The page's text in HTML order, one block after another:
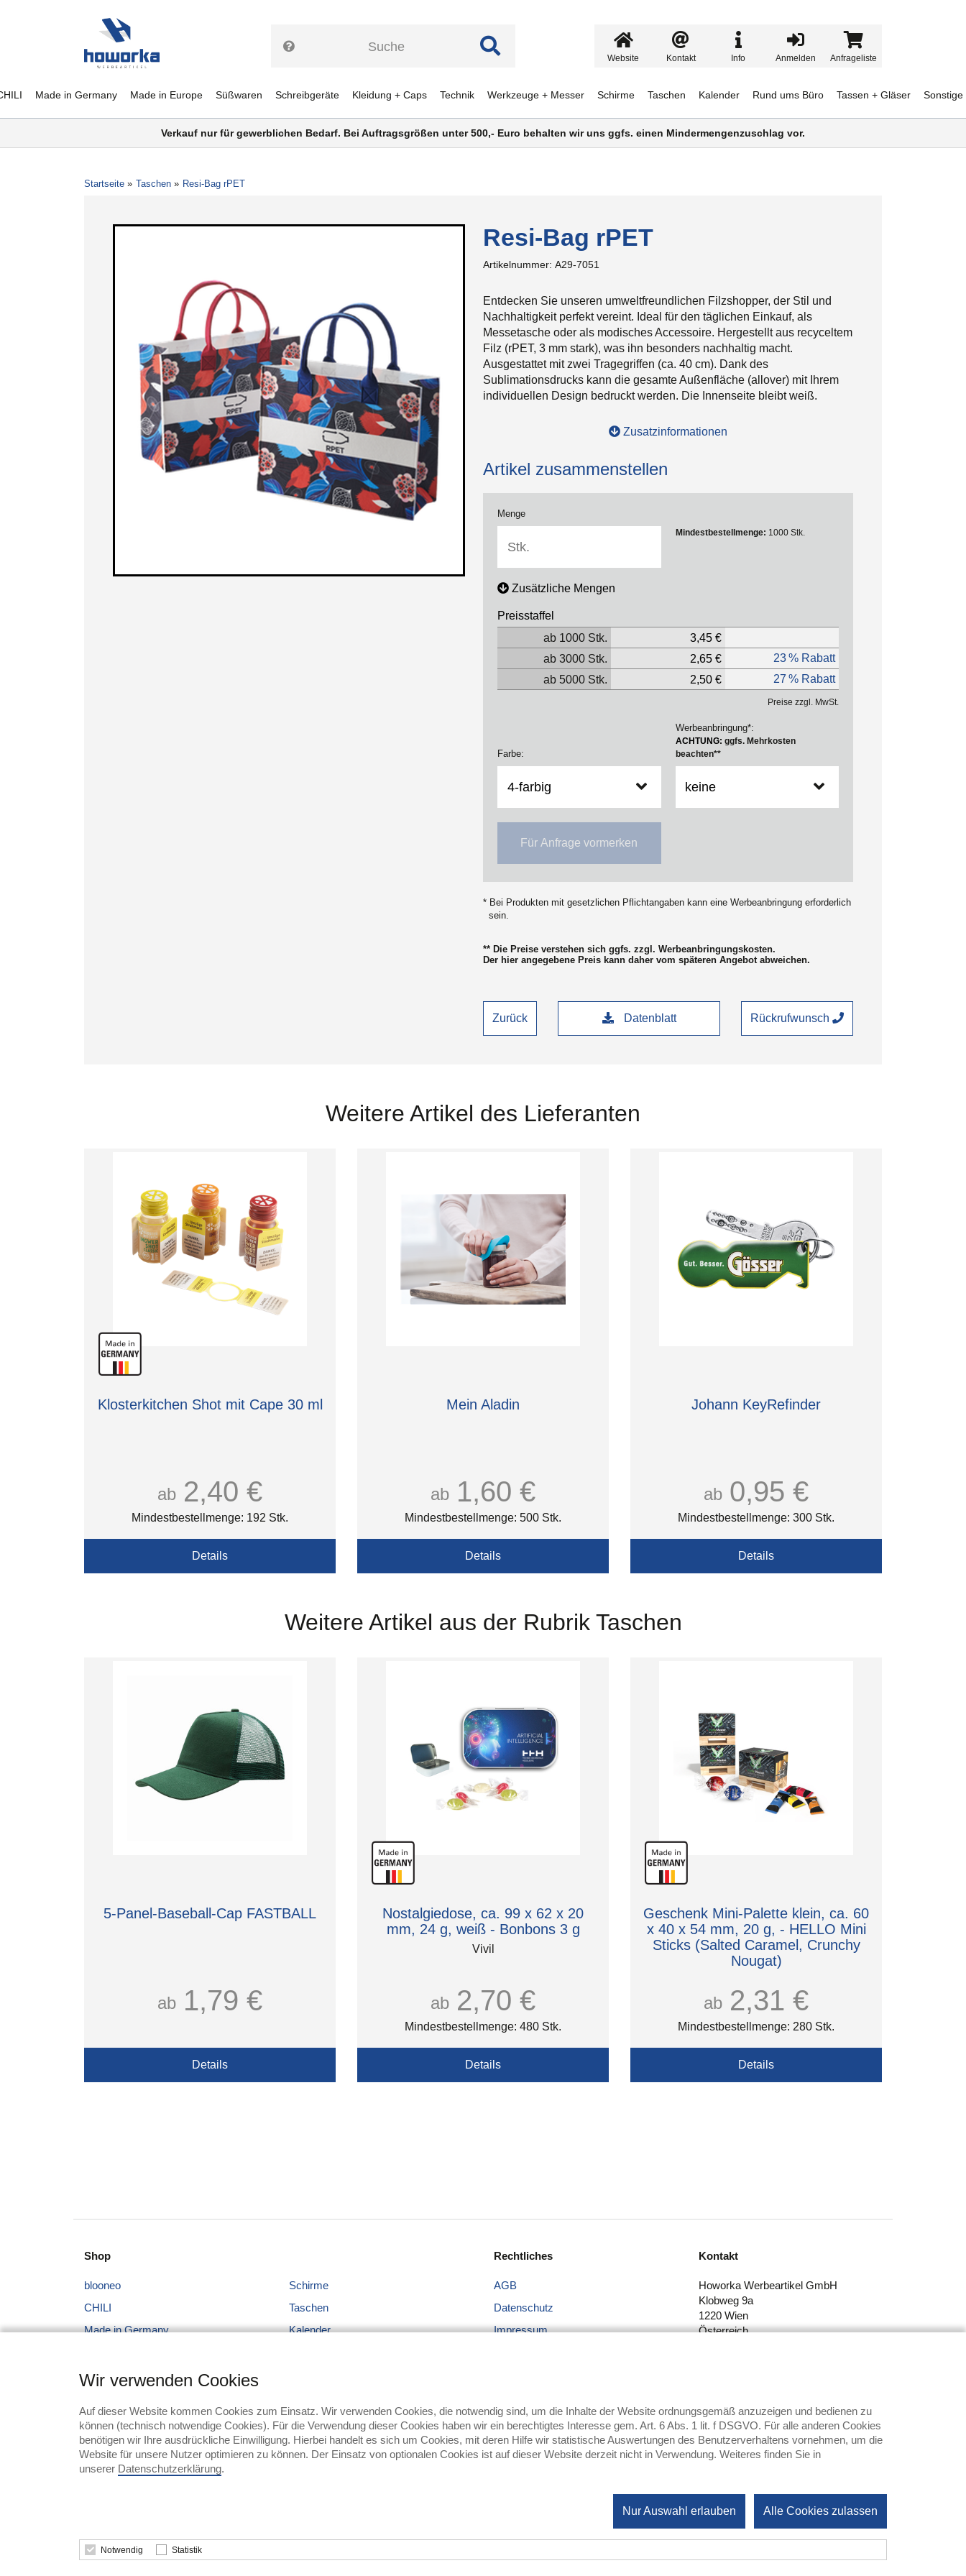
Made in Germany Made in Europe Süßwaren Schreibgeräte Kleidung + Caps Technik Werkzeuge + Messer Schirme Taschen Kalender Rund ums Büro Tassen + Gläser Sonstige
Website Kontakt Info Anmelden Anfrageliste
Verkauf nur für gewerblichen Bedarf. Bei Auftragsgrößen unter 500,- Euro behalten wir uns ggfs. einen Mindermengenzuschlag vor.
Startseite Taschen Resi-Bag rPET
Resi-Bag rPET
Artikelnummer: A29-7051
Entdecken Sie unseren umweltfreundlichen Filzshopper, der Stil und
Nachhaltigkeit perfekt vereint. Ideal für den täglichen Einkauf, als
Messetasche oder als modisches Accessoire. Hergestellt aus recyceltem
Filz (rPET, 3 mm stark), was ihn besonders nachhaltig macht.
Ausgestattet mit zwei Tragegriffen (ca. 40 cm). Dank des
Sublimationsdrucks kann die gesamte Außenfläche (allover) mit Ihrem
individuellen Design bedruckt werden. Die Innenseite bleibt weiß.
Zusatzinformationen
Artikel zusammenstellen
Menge
Mindestbestellmenge: 1000 Stk.
Zusätzliche Mengen
Preisstaffel
ab 1000 Stk.
3,45 €
ab 3000 Stk.
2,65 €
23 % Rabatt
ab 5000 Stk.
2,50 € 27 % Rabatt
Preise zzgl. MwSt.
Farbe:
Werbeanbringung*:
ACHTUNG: ggfs. Mehrkosten
beachten**
Für Anfrage vormerken
* Bei Produkten mit gesetzlichen Pflichtangaben kann eine Werbeanbringung erforderlich
sein.
** Die Preise verstehen sich ggfs. zzgl. Werbeanbringungskosten.
Der hier angegebene Preis kann daher vom späteren Angebot abweichen.
Zurück Datenblatt Rückrufwunsch
Weitere Artikel des Lieferanten
Klosterkitchen Shot mit Cape 30 ml
ab 2,40 €
Mindestbestellmenge: 192 Stk.
Details
Mein Aladin
ab 1,60 €
Mindestbestellmenge: 500 Stk.
Details
Johann KeyRefinder
ab 0,95 €
Mindestbestellmenge: 300 Stk.
Details
Weitere Artikel aus der Rubrik Taschen
5-Panel-Baseball-Cap FASTBALL
ab 1,79 €
Details
Nostalgiedose, ca. 99 x 62 x 20
mm, 24 g, weiß - Bonbons 3 g
Vivil
ab 2,70 €
Mindestbestellmenge: 480 Stk.
Details
Geschenk Mini-Palette klein, ca. 60
x 40 x 54 mm, 20 g, - HELLO Mini
Sticks (Salted Caramel, Crunchy
Nougat)
ab 2,31 €
Mindestbestellmenge: 280 Stk.
Details
Shop
blooneo
CHILI
Made in Germany
Süßwaren
Kleidung + Caps
Technik
Werkzeuge + Messer
Schirme
Taschen
Kalender
Branchen
Rechtliches
AGB
Datenschutz
Impressum
Kontakt
Howorka Werbeartikel GmbH
Klobweg 9a
1220 Wien
Österreich
© 2026 DIE6 Promotion Service GmbH
Wir verwenden Cookies
Auf dieser Website kommen Cookies zum Einsatz. Wir verwenden Cookies, die notwendig sind, um die Inhalte der Website ordnungsgemäß anzuzeigen und bedienen zu
können (technisch notwendige Cookies). Für die Verwendung dieser Cookies haben wir ein berechtigtes Interesse gem. Art. 6 Abs. 1 lit. f DSGVO. Für alle anderen Cookies
benötigen wir Ihre ausdrückliche Einwilligung. Hierbei handelt es sich um Cookies, mit deren Hilfe wir statistische Auswertungen des Benutzerverhaltens vornehmen, um die
Website für unsere Nutzer optimieren zu können. Der Einsatz von optionalen Cookies ist auf dieser Website derzeit nicht in Verwendung. Weiteres finden Sie in
unserer Datenschutzerklärung.
Nur Auswahl erlauben Alle Cookies zulassen
Notwendig Statistik